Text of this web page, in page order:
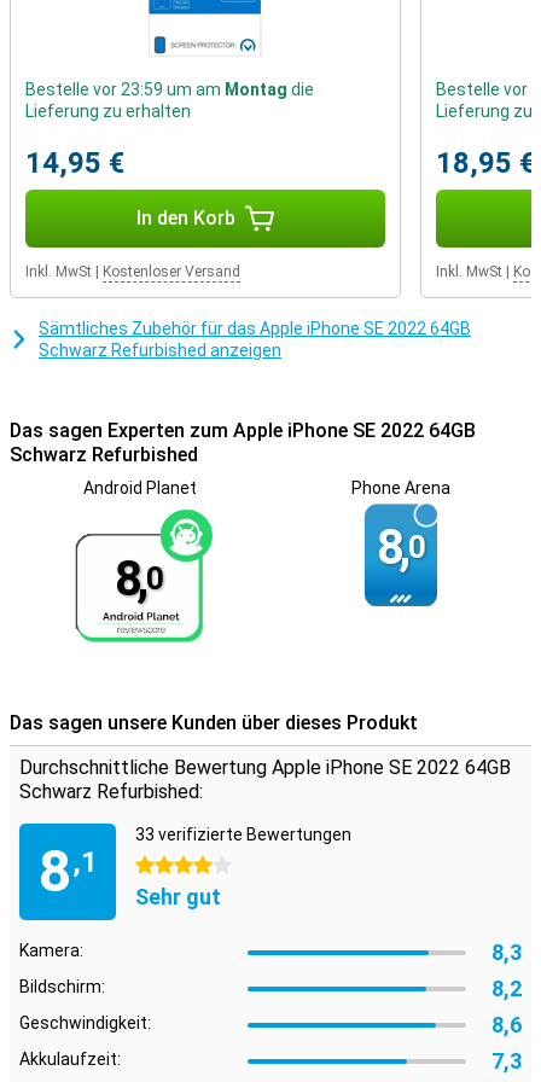
Stöße ist, damit Dein iPhone SE 2022 so lange wie möglich wie neu
Eine kleinere Größe
Bevorzugst Du ein etwas kleineres Telefon? Dann entscheiden
möchtest lieber Inhalte in HD ansehen? Dann ist das Apple iPhone
SE 2022 mit seinem HD-fähigen Bildschirm das Richtige für Dich.
Dieses Apple-Handy hat auch Stereo-Lautsprecher, das bedeutet,
dass es über zwei Lautsprecher verfügt und daher einen besseren
und lauteren Klang erzeugt.
Bestelle vor 23:59 um am Montag die
Lieferung zu erhalten
14,95 €
In den Korb
Inkl. MwSt Kostenloser Versand
Bestelle vor
Lieferung zu
18,95 €
Inkl. MwSt
Sämtliches Zubehör für das Apple iPhone SE 2022 64GB
Schwarz Refurbished anzeigen
Das sagen Experten zum Apple iPhone SE 2022 64GB
Schwarz Refurbished
Android Planet
8,0
Phone Arena
8,0
Das sagen unsere Kunden über dieses Produkt
Durchschnittliche Bewertung Apple iPhone SE 2022 64GB
Schwarz Refurbished:
8,1
33 verifizierte Bewertungen
4 Sterne
Sehr gut
Kamera: 8,3
Bildschirm: 8,2
Geschwindigkeit: 8,6
Akkulaufzeit: 7,3